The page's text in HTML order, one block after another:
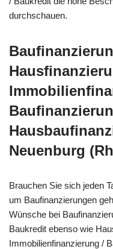
durchschauen.
Neuenburg
Brauchen Sie sich jeden
um Baufinanzierungen
Wünsche bei
Baukredit ebenso wie
Immobilienfinanzierung /